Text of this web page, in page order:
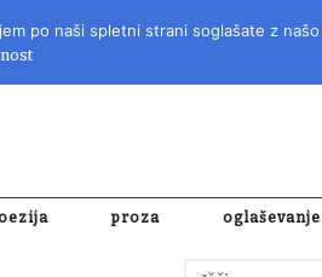
REVIJA ZA LITERATURO,
proza oglaševanje
Išči:
po naši spletni strani soglašate z